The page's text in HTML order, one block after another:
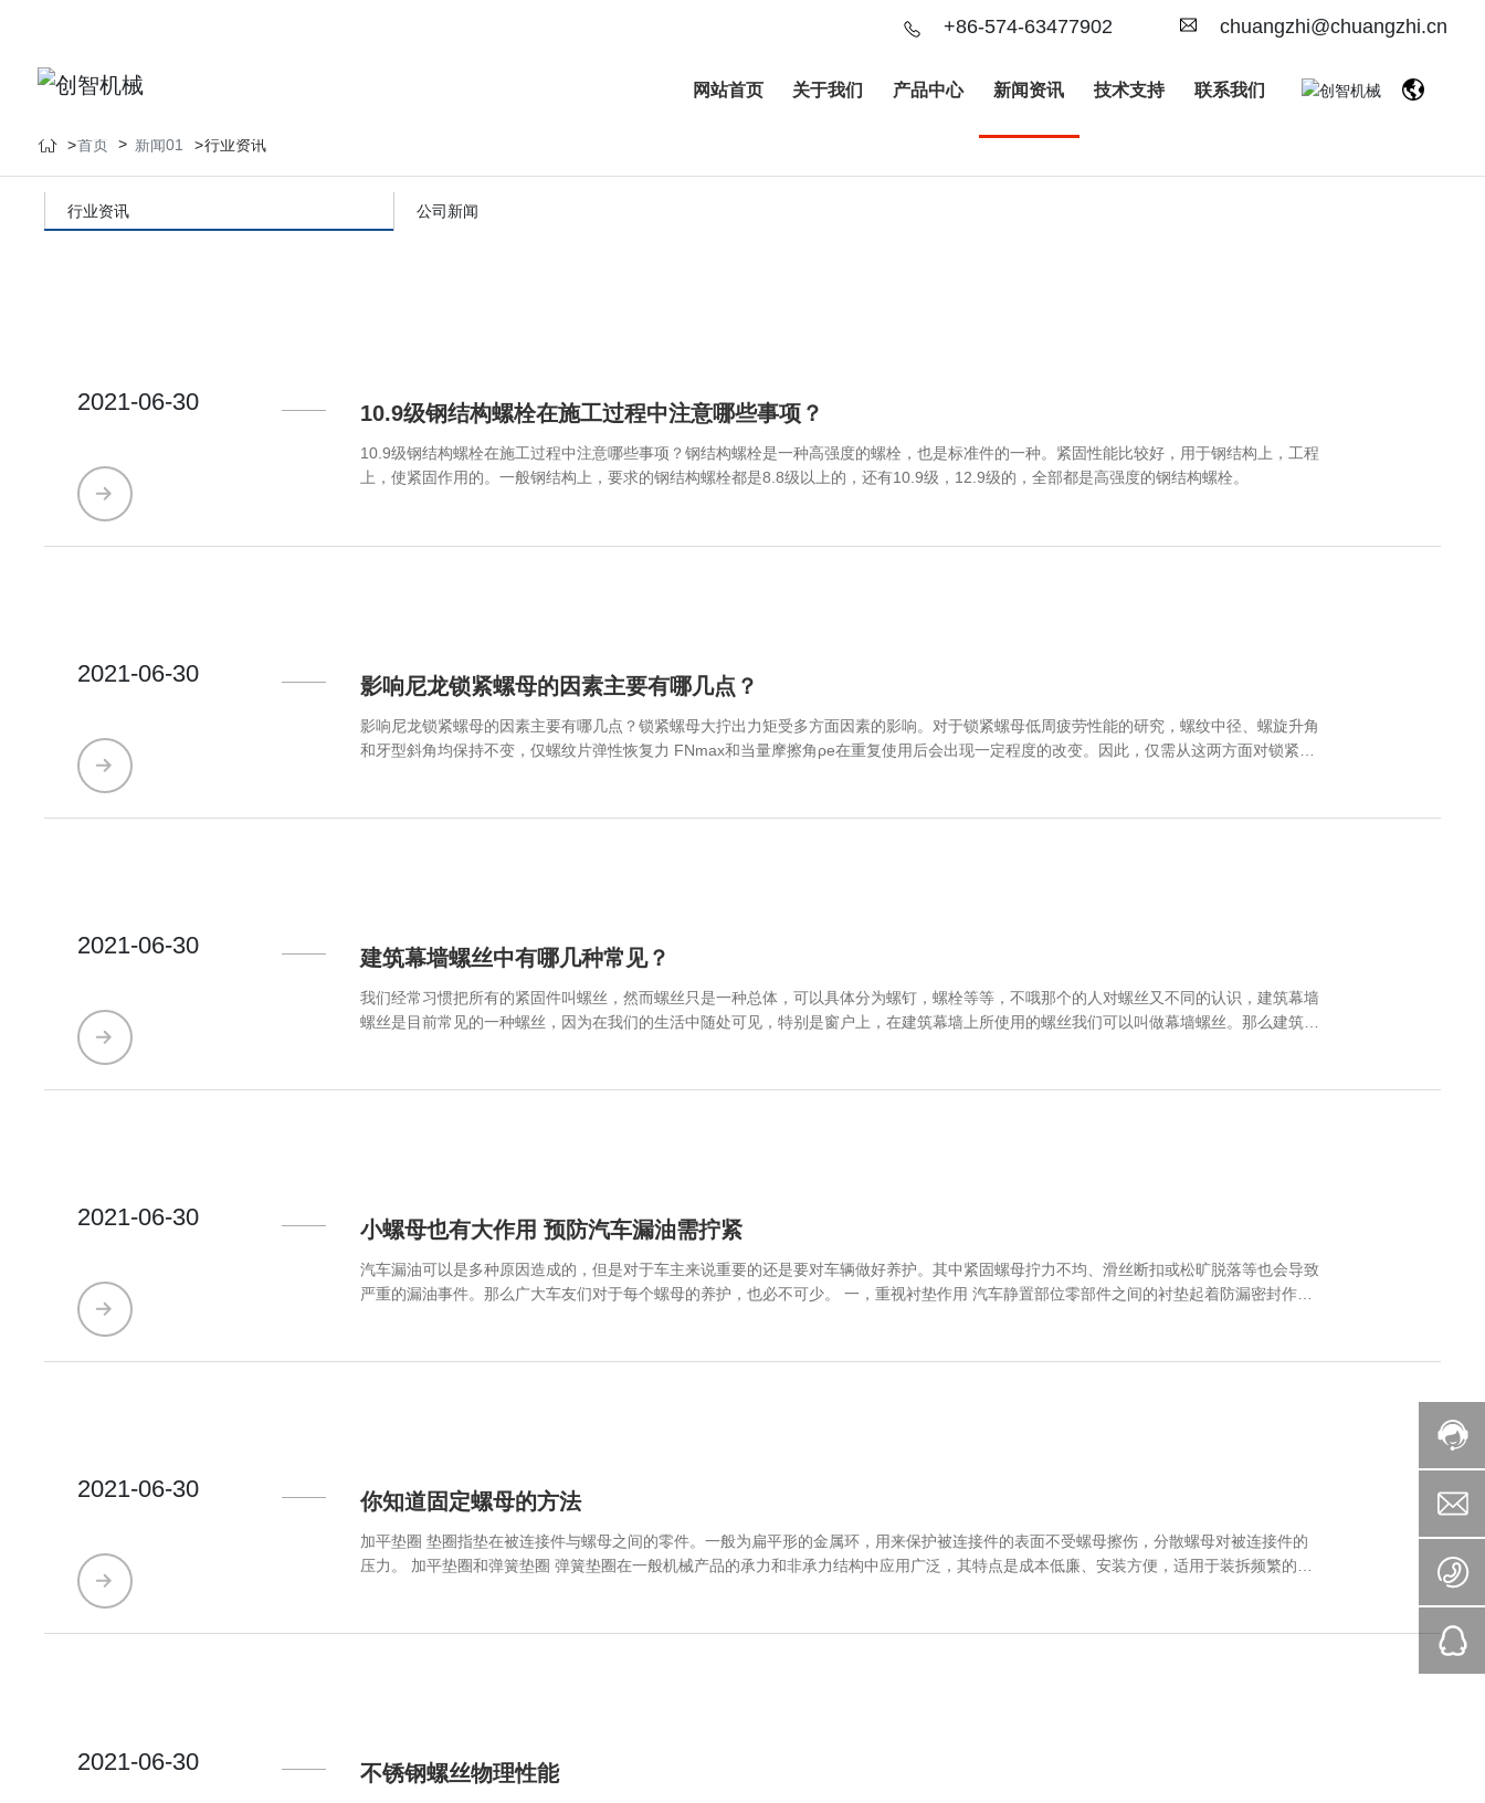
+86-574-63477902 chuangzhi@chuangzhi.cn
网站首页 关于我们 产品中心 新闻资讯 技术支持 联系我们
新闻资讯
首页 新闻01 行业资讯
行业资讯 公司新闻
2021-06-30 10.9级钢结构螺栓在施工过程中注意哪些事项？
​10.9级钢结构螺栓在施工过程中注意哪些事项？钢结构螺栓是一种高强度的螺栓，也是标准件的一种。紧固性能比较好，用于钢结构上，工程
上，使紧固作用的。一般钢结构上，要求的钢结构螺栓都是8.8级以上的，还有10.9级，12.9级的，全部都是高强度的钢结构螺栓。
2021-06-30 影响尼龙锁紧螺母的因素主要有哪几点？
影响尼龙锁紧螺母的因素主要有哪几点？锁紧螺母大拧出力矩受多方面因素的影响。对于锁紧螺母低周疲劳性能的研究，螺纹中径、螺旋升角
和牙型斜角均保持不变，仅螺纹片弹性恢复力 FNmax和当量摩擦角ρe在重复使用后会出现一定程度的改变。因此，仅需从这两方面对锁紧螺
2021-06-30 建筑幕墙螺丝中有哪几种常见？
我们经常习惯把所有的紧固件叫螺丝，然而螺丝只是一种总体，可以具体分为螺钉，螺栓等等，不哦那个的人对螺丝又不同的认识，建筑幕墙
螺丝是目前常见的一种螺丝，因为在我们的生活中随处可见，特别是窗户上，在建筑幕墙上所使用的螺丝我们可以叫做幕墙螺丝。那么建筑幕
2021-06-30 小螺母也有大作用 预防汽车漏油需拧紧
汽车漏油可以是多种原因造成的，但是对于车主来说重要的还是要对车辆做好养护。其中紧固螺母拧力不均、滑丝断扣或松旷脱落等也会导致
严重的漏油事件。那么广大车友们对于每个螺母的养护，也必不可少。 一，重视衬垫作用 汽车静置部位零部件之间的衬垫起着防漏密封作
流失，继而发生“烧瓦抱轴”的机损事故。 三，及时更换失效油封 车上很多动置部位会因安装不妥，轴颈与油封刃口不同心，偏摆而甩油。有
甩油。
2021-06-30 你知道固定螺母的方法
加平垫圈 垫圈指垫在被连接件与螺母之间的零件。一般为扁平形的金属环，用来保护被连接件的表面不受螺母擦伤，分散螺母对被连接件的
压力。 加平垫圈和弹簧垫圈 弹簧垫圈在一般机械产品的承力和非承力结构中应用广泛，其特点是成本低廉、安装方便，适用于装拆频繁的部
龙圈的、带颈收口的、加金属防松装置的。它们都属于有效力矩型防松螺母。 螺母防松液 将螺母防松液涂抹在螺栓拧紧处，再拧上螺母，可
2021-06-30 不锈钢螺丝物理性能